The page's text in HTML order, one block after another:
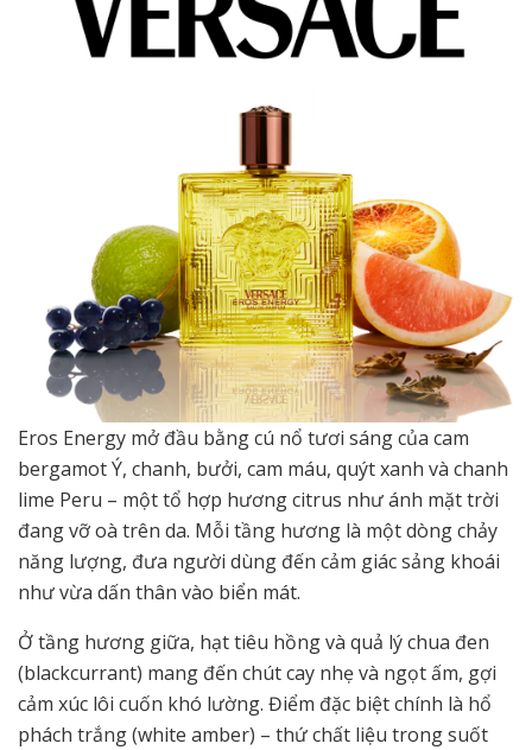
Eros Energy mở đầu bằng cú nổ tươi sáng của cam
bergamot Ý, chanh, bưởi, cam máu, quýt xanh và chanh
lime Peru – một tổ hợp hương citrus như ánh mặt trời
đang vỡ oà trên da. Mỗi tầng hương là một dòng chảy
năng lượng, đưa người dùng đến cảm giác sảng khoái
như vừa dấn thân vào biển mát.
Ở tầng hương giữa, hạt tiêu hồng và quả lý chua đen
(blackcurrant) mang đến chút cay nhẹ và ngọt ấm, gợi
cảm xúc lôi cuốn khó lường. Điểm đặc biệt chính là hổ
phách trắng (white amber) – thứ chất liệu trong suốt